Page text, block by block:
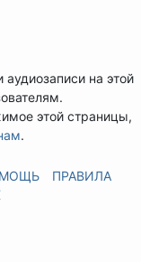
на этой
этой страницы,
.
ПРАВИЛА